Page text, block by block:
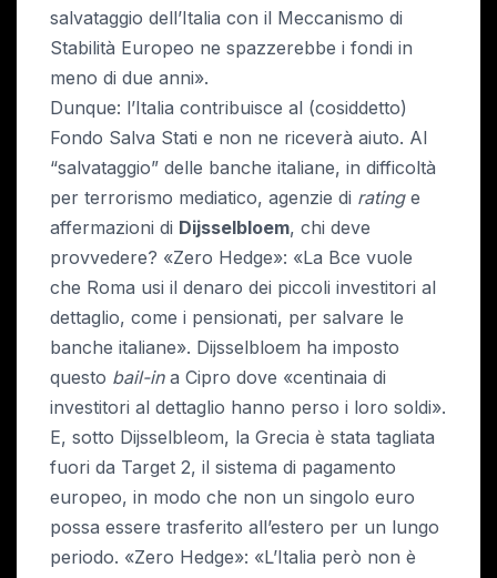
salvataggio dell’Italia con il Meccanismo di
Stabilità Europeo ne spazzerebbe i fondi in
meno di due anni».
Dunque: l’Italia contribuisce al (cosiddetto)
Fondo Salva Stati e non ne riceverà aiuto. Al
“salvataggio” delle banche italiane, in difficoltà
per terrorismo mediatico, agenzie di ratinge
affermazioni di Dijsselbloem, chi deve
provvedere? «Zero Hedge»: «La Bce vuole
che Roma usi il denaro dei piccoli investitori al
dettaglio, come i pensionati, per salvare le
banche italiane». Dijsselbloem ha imposto
questo bail-ina Cipro dove «centinaia di
investitori al dettaglio hanno perso i loro soldi».
E, sotto Dijsselbleom, la Grecia è stata tagliata
fuori da Target 2, il sistema di pagamento
europeo, in modo che non un singolo euro
possa essere trasferito all’estero per un lungo
periodo. «Zero Hedge»: «L’Italia però non è